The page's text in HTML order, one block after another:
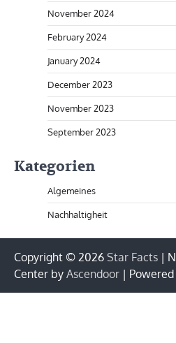
November 2024
February 2024
January 2024
December 2023
November 2023
September 2023
Kategorien
Algemeines
Nachhaltigheit
Copyright © 2026 Star Facts |
Center by Ascendoor |